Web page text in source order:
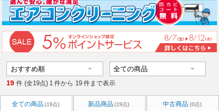
19 件 (全19点) 1 件から 19 件まで表示
全ての商品 (19点) 新品商品 (19点) 中古商品 (0点)